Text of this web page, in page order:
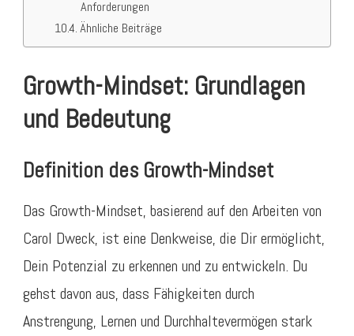
Anforderungen
Ähnliche Beiträge
Growth-Mindset: Grundlagen
und Bedeutung
Definition des Growth-Mindset
Das Growth-Mindset, basierend auf den Arbeiten von
Carol Dweck, ist eine Denkweise, die Dir ermöglicht,
Dein Potenzial zu erkennen und zu entwickeln. Du
gehst davon aus, dass Fähigkeiten durch
Anstrengung, Lernen und Durchhaltevermögen stark